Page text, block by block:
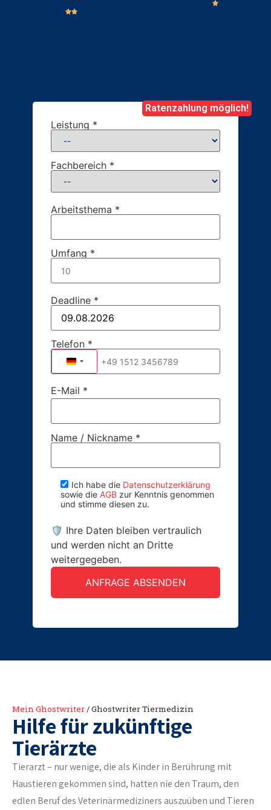
Ratenzahlung möglich!
Leistung *
Fachbereich *
Arbeitsthema *
Umfang *
Deadline *
Telefon *
Germany +49
E-Mail *
Name / Nickname *
Ich habe die Datenschutzerklärung
sowie die AGB zur Kenntnis genommen
und stimme diesen zu.
🛡 Ihre Daten bleiben vertraulich
und werden nicht an Dritte
weitergegeben.
Mein Ghostwriter/Ghostwriter Tiermedizin
Hilfe für zukünftige
Tierärzte
Tierarzt – nur wenige, die als Kinder in Berührung mit
Haustieren gekommen sind, hatten nie den Traum, den
edlen Beruf des Veterinärmediziners auszuüben und Tieren